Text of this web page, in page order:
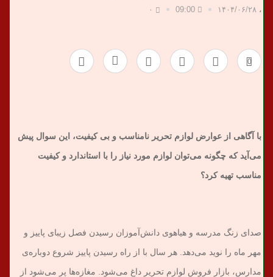
ر
، ۱۴۰۴/۰۶/۲۸ 09:00 ۰
0
با آگاهی از عوارض لوازم تحریر نامناسب و بی کیفیت، این سوال پیش
می‌آید که چگونه می‌توان لوازم مورد نیاز را با استاندارد و کیفیت
مناسب تهیه کرد؟
صدای زنگ مدرسه و هیاهوی دانش‌آموزان رسیدن فصل زیبای پاییز و
مهر ماه را نوید می‌دهد. هر سال با از راه رسیدن پاییز شروع دوباره‌ی
مدارس، بازار فروش لوازم تحریر داغ می‌شود. مغازه‌ها پر می‌شود از